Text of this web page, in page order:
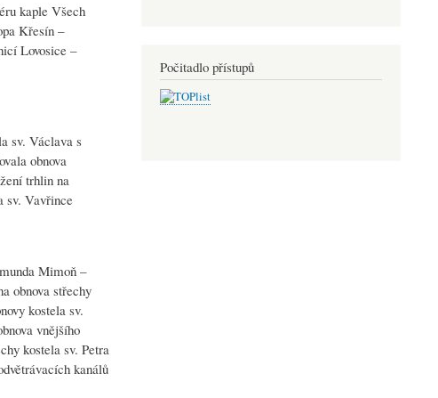
kaple Všech
Křesín –
Lovosice –
sv. Václava s
obnova
trhlin na
sv. Vavřince
Mimoň –
obnova střechy
kostela sv.
vnějšího
kostela sv. Petra
kanálů
Počitadlo přístupů